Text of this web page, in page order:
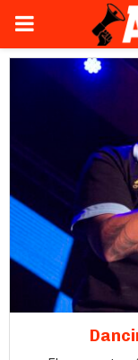
PRIMARY
MENU